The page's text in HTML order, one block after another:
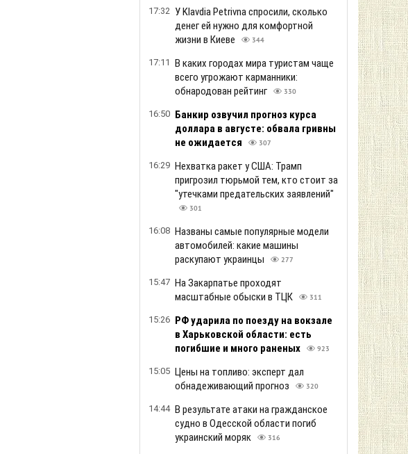
17:32 У Klavdia Petrivna спросили, сколько
денег ей нужно для комфортной
жизни в Киеве
344
17:11 В каких городах мира туристам чаще
всего угрожают карманники:
обнародован рейтинг
330
16:50 Банкир озвучил прогноз курса
доллара в августе: обвала гривны
не ожидается
307
16:29 Нехватка ракет у США: Трамп
пригрозил тюрьмой тем, кто стоит за
"утечками предательских заявлений"
301
16:08 Названы самые популярные модели
автомобилей: какие машины
раскупают украинцы
277
15:47 На Закарпатье проходят
масштабные обыски в ТЦК
311
15:26 РФ ударила по поезду на вокзале
в Харьковской области: есть
погибшие и много раненых
923
15:05 Цены на топливо: эксперт дал
обнадеживающий прогноз
320
14:44 В результате атаки на гражданское
судно в Одесской области погиб
украинский моряк
316